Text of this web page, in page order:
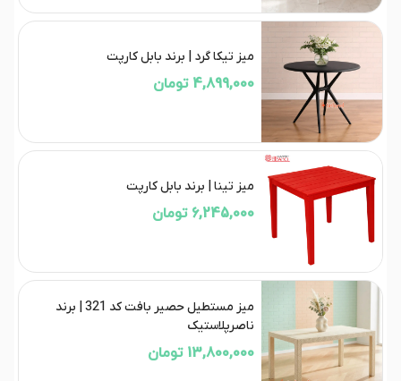
میز تیکا گرد | برند بابل کارپت
4,899,000 تومان
میز تینا | برند بابل کارپت
6,245,000 تومان
میز مستطیل حصیر بافت کد 321 | برند
ناصرپلاستیک
13,800,000 تومان